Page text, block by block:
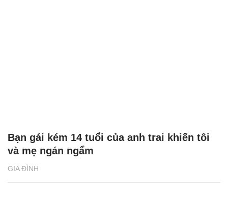
GIA ĐÌNH
Bạn gái kém 14 tuổi của anh trai khiến tôi
và mẹ ngán ngẩm